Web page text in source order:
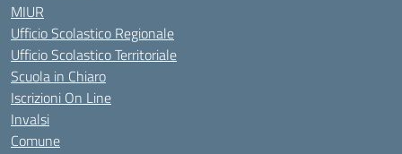
MIUR
Ufficio Scolastico Regionale
Ufficio Scolastico Territoriale
Scuola in Chiaro
Iscrizioni On Line
Invalsi
Comune